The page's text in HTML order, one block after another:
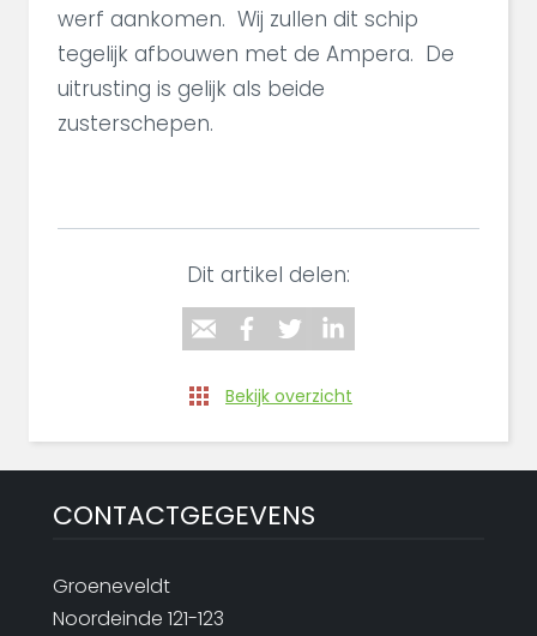
werf aankomen. Wij zullen dit schip
tegelijk afbouwen met de Ampera. De
uitrusting is gelijk als beide
zusterschepen.
Dit artikel delen:
Bekijk overzicht
CONTACTGEGEVENS
Groeneveldt
Noordeinde 121-123